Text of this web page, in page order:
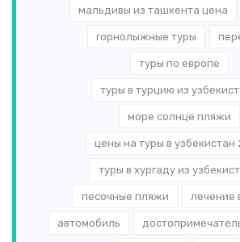
мальдивы из ташкента цена
горнолыжные туры
туры по европе
туры в турцию из
море солнце пляжи
цены на туры в узбекистан
туры в хургаду из
песочные пляжи лечение
автомобиль